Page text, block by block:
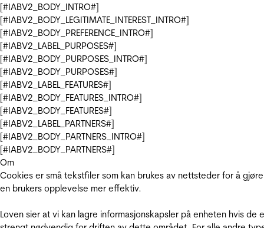
[#IABV2_BODY_INTRO#]
[#IABV2_BODY_LEGITIMATE_INTEREST_INTRO#]
[#IABV2_BODY_PREFERENCE_INTRO#]
[#IABV2_LABEL_PURPOSES#]
[#IABV2_BODY_PURPOSES_INTRO#]
[#IABV2_BODY_PURPOSES#]
[#IABV2_LABEL_FEATURES#]
[#IABV2_BODY_FEATURES_INTRO#]
[#IABV2_BODY_FEATURES#]
[#IABV2_LABEL_PARTNERS#]
[#IABV2_BODY_PARTNERS_INTRO#]
[#IABV2_BODY_PARTNERS#]
Om
Cookies er små tekstfiler som kan brukes av nettsteder for å gjøre
en brukers opplevelse mer effektiv.
Loven sier at vi kan lagre informasjonskapsler på enheten hvis de